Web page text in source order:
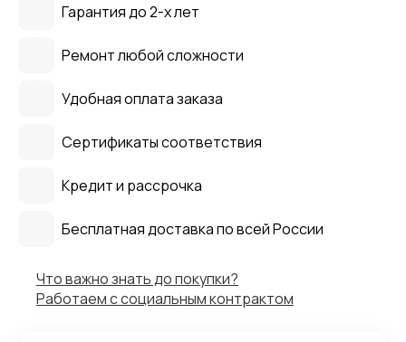
Гарантия до 2-х лет
Ремонт любой сложности
Удобная оплата заказа
Сертификаты соответствия
Кредит и рассрочка
Бесплатная доставка по всей России
Что важно знать до покупки?
Работаем с социальным контрактом